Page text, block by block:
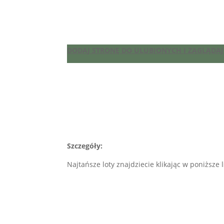
Szczegóły:
Najtańsze loty znajdziecie klikając w poniższe